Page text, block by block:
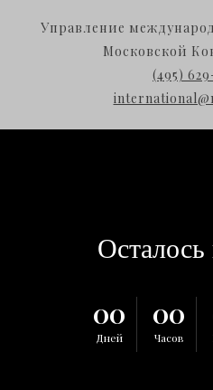
Управление
Московской
(495)
00
Дней
00
Часов